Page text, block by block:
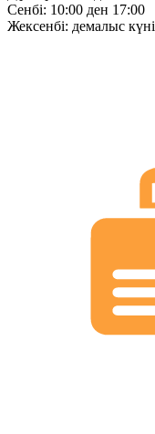
Сенбі: 10:00 ден 17:00
Жексенбі: демалыс күні